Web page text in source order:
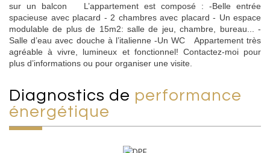
sur un balcon L’appartement est composé : -Belle entrée
spacieuse avec placard - 2 chambres avec placard - Un espace
modulable de plus de 15m2: salle de jeu, chambre, bureau... -
Salle d’eau avec douche à l’italienne -Un WC Appartement très
agréable à vivre, lumineux et fonctionnel! Contactez-moi pour
plus d’informations ou pour organiser une visite.
diagnostics de performance
énergétique